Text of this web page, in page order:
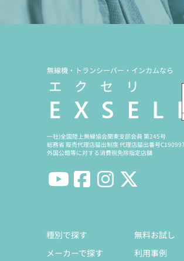
無線機・トランシーバー・インカムなら
一社)全国陸上無線協会関東支部会員 第245号
総務省 販売代理店届出制度 代理店届出番号
外国公館等に対する消費税免除指定店舗
種別で探す
メーカーで探す
無料お試し
利用事例